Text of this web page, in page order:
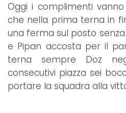
Oggi i complimenti
che nella prima terna in
una ferma sul posto
e Pipan accosta per il
terna sempre Doz
consecutivi piazza sei
portare la squadra alla